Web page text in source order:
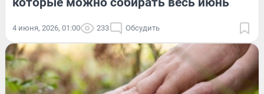
4 июня, 2026, 01:00 233 Обсудить